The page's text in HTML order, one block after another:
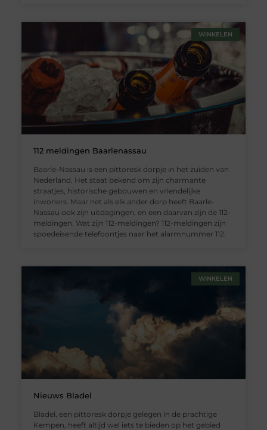
WINKELEN
112 meldingen Baarlenassau
Baarle-Nassau is een pittoresk dorpje in het zuiden van
Nederland. Het staat bekend om zijn charmante
straatjes, historische gebouwen en vriendelijke
inwoners. Maar net als elk ander dorp heeft Baarle-
Nassau ook zijn uitdagingen, en een daarvan zijn de 112-
meldingen. Wat zijn 112-meldingen? 112-meldingen zijn
spoedeisende telefoontjes naar het alarmnummer 112.
WINKELEN
Nieuws Bladel
Bladel, een pittoresk dorpje gelegen in de prachtige
Kempen, heeft altijd wel iets te bieden op het gebied